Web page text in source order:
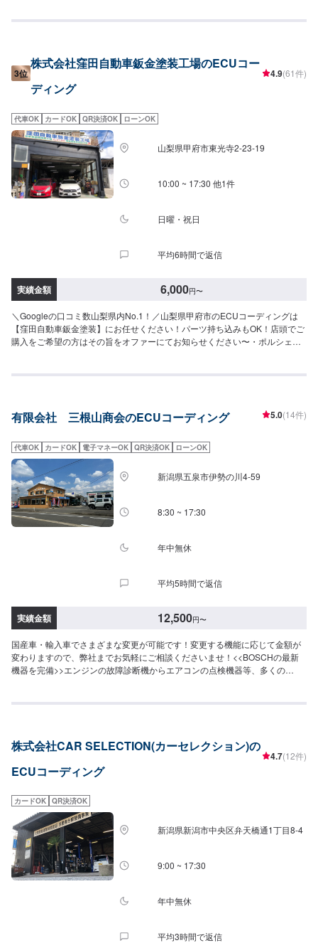
ます。自分らしい車との付き合い方を全力でサポートいたしますので、どう
写】で自分らしい車へ◆福祉住環境コーディネーターの資格も持ち合わせた
エンジニア--------------------【1】オファーにてお問い合わせ【2】お見積り
【3】お見積りにご納得いただければ作業開始【4】仕上がり次第納車《パー
ファーにて詳細をご入力ください。型番・取り扱い説明書のお写真をお送り
いただきますと、スムーズにご案内可能です。《代車について》●代車の無料
貸し出し有り福祉車両の代車もございますので、福祉車両をご希望の場合は
お申し付けください。《注意》※写真は見本です。※車種やグレードなどによ
り、金額・納車時期が変わります。予めご了承ください。【定休日・営業時
間】定休日：日曜日、祝日、第三土曜日営業時間：9:00~18:00
3位
株式会社窪田自動車鈑金塗装工場のECUコー
ディング
4.9(61件)
代車OK カードOK QR決済OK ローンOK
山梨県甲府市東光寺2-23-19
10:00 ~ 17:30 他1件
日曜・祝日
平均6時間で返信
実績金額 6,000円〜
＼Googleの口コミ数山梨県内No.1！／山梨県甲府市のECUコーディングは
【窪田自動車鈑金塗装】にお任せください！パーツ持ち込みもOK！店頭でご
購入をご希望の方はその旨をオファーにてお知らせください〜・ポルシェや
し、納得の行く修理を行っていけるよう心がけております。また、スタッフ
任せください。【1】オファーにてお問い合わせ【2】お見積り【3】お見積
理・メンテナンス期間中は代車を無料で手配しております。※ガソリン代はお
客様にご負担いただきます。※写真は見本です。状態や車種などにより金額が
変わりますので、予めご了承ください。【定休日・営業時間】定休日：日曜
日、祝日営業時間：9:00~18:00
有限会社 三根山商会のECUコーディング 5.0(14件)
代車OK カードOK 電子マネーOK QR決済OK ローンOK
新潟県五泉市伊勢の川4-59
8:30 ~ 17:30
年中無休
平均5時間で返信
実績金額 12,500円〜
国産車・輸入車でさまざまな変更が可能です！変更する機能に応じて金額が
変わりますので、弊社までお気軽にご相談くださいませ！<<BOSCHの最新
機器を完備>>エンジンの故障診断機からエアコンの点検機器等、多くの
い。<<年中無休営業！>>当社は年中無休で営業しております！<<柔軟な支払
お好みの支払い方法でどうぞ！
株式会社CAR SELECTION(カーセレクション)の
ECUコーディング
4.7(12件)
カードOK QR決済OK
新潟県新潟市中央区弁天橋通1丁目8-4
9:00 ~ 17:30
年中無休
平均3時間で返信